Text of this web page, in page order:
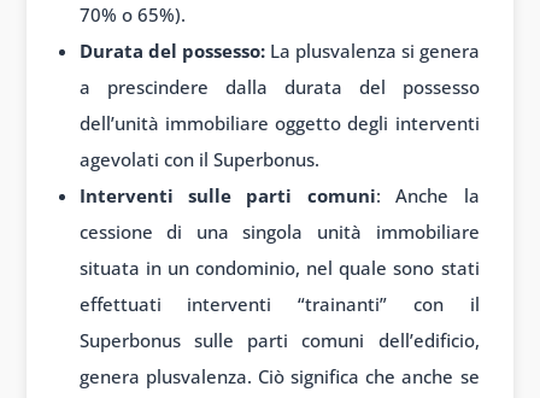
70% o 65%).
Durata del possesso:La plusvalenza si genera
a prescindere dalla durata del possesso
dell’unità immobiliare oggetto degli interventi
agevolati con il Superbonus.
Interventi sulle parti comuni: Anche la
cessione di una singola unità immobiliare
situata in un condominio, nel quale sono stati
effettuati interventi “trainanti” con il
Superbonus sulle parti comuni dell’edificio,
genera plusvalenza. Ciò significa che anche se